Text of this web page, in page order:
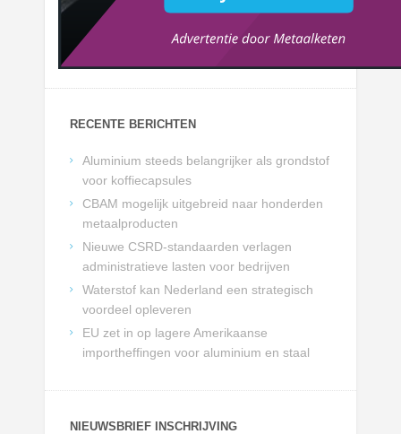
RECENTE BERICHTEN
Aluminium steeds belangrijker als grondstof
voor koffiecapsules
CBAM mogelijk uitgebreid naar honderden
metaalproducten
Nieuwe CSRD-standaarden verlagen
administratieve lasten voor bedrijven
Waterstof kan Nederland een strategisch
voordeel opleveren
EU zet in op lagere Amerikaanse
importheffingen voor aluminium en staal
NIEUWSBRIEF INSCHRIJVING